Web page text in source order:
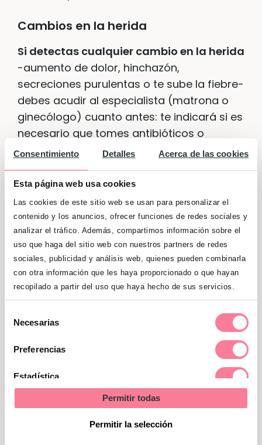
Consentimiento Detalles Acerca de las cookies
Esta página web usa cookies
Las cookies de este sitio web se usan para personalizar el
contenido y los anuncios, ofrecer funciones de redes sociales y
analizar el tráfico. Además, compartimos información sobre el
uso que haga del sitio web con nuestros partners de redes
sociales, publicidad y análisis web, quienes pueden combinarla
con otra información que les haya proporcionado o que hayan
recopilado a partir del uso que haya hecho de sus servicios.
Necesarias
Preferencias
Estadística
Permitir todas
Permitir la selección
Cambios en la herida
Si detectas cualquier cambio en la herida
-aumento de dolor, hinchazón,
secreciones purulentas o te sube la fiebre-
debes acudir al especialista (matrona o
ginecólogo) cuanto antes: te indicará si es
necesario que tomes antibióticos o
practicar alguna cura con un antiséptico o
Cuidados e higiene de la cicatriz
de la cesárea
Te hablamos de los cuidados principales
de la cicatriz de la cesárea.